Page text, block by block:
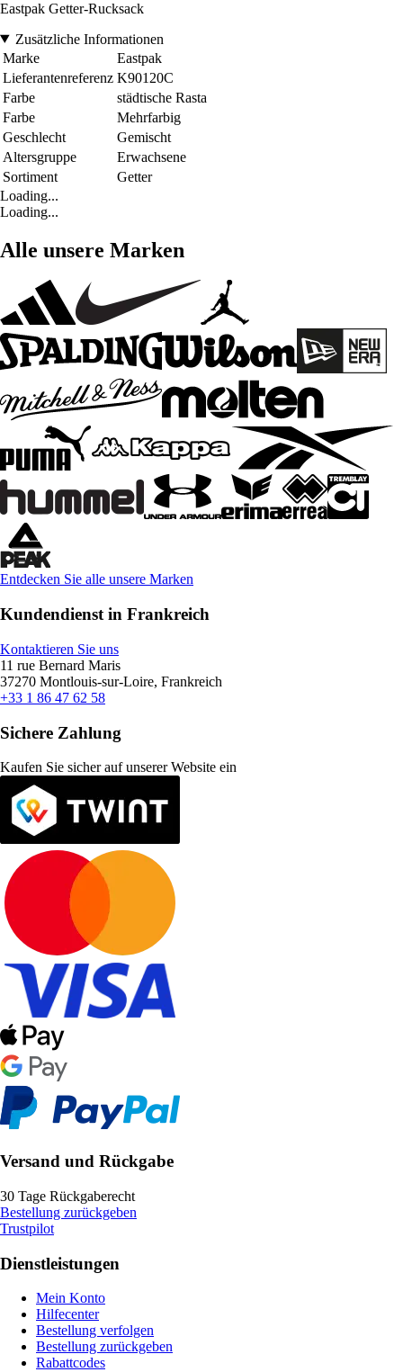
Eastpak Getter-Rucksack
Zusätzliche Informationen
Marke
Eastpak
Lieferantenreferenz K90120C
Farbe
städtische Rasta
Farbe
Mehrfarbig
Geschlecht
Gemischt
Altersgruppe
Erwachsene
Sortiment
Getter
Loading...
Loading...
Alle unsere Marken
Entdecken Sie alle unsere Marken
Kundendienst in Frankreich
Kontaktieren Sie uns
11 rue Bernard Maris
37270 Montlouis-sur-Loire, Frankreich
+33 1 86 47 62 58
Sichere Zahlung
Kaufen Sie sicher auf unserer Website ein
Versand und Rückgabe
30 Tage Rückgaberecht
Bestellung zurückgeben
Trustpilot
Dienstleistungen
Mein Konto
Hilfecenter
Bestellung verfolgen
Bestellung zurückgeben
Rabattcodes